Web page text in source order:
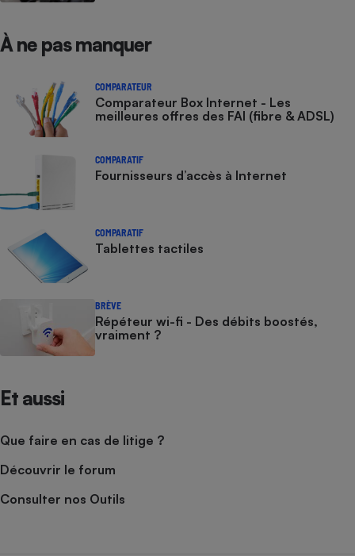
À ne pas manquer
COMPARATEUR
Comparateur Box Internet - Les
meilleures offres des FAI (fibre & ADSL)
COMPARATIF
Fournisseurs d’accès à Internet
COMPARATIF
Tablettes tactiles
BRÈVE
Répéteur wi-fi - Des débits boostés,
vraiment ?
Et aussi
Que faire en cas de litige ?
Découvrir le forum
Consulter nos Outils